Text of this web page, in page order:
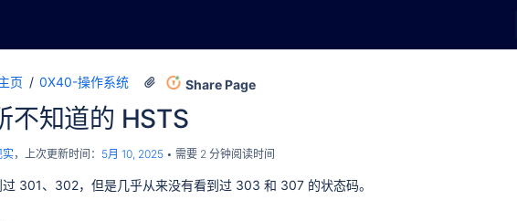
页 0X40-操作系统 Share Page
知道的 HSTS
实，上次更新时间： 5月 10, 2025 需要 2 分钟阅读时间
301、302，但是几乎从来没有看到过 303 和 307 的状态码。